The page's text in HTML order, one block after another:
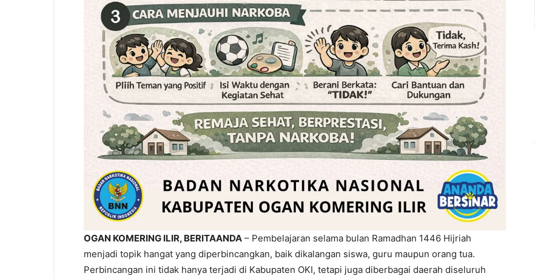
OGAN KOMERING ILIR, BERITAANDA – Pembelajaran selama bulan Ramadhan 1446 Hijriah
menjadi topik hangat yang diperbincangkan, baik dikalangan siswa, guru maupun orang tua.
Perbincangan ini tidak hanya terjadi di Kabupaten OKI, tetapi juga diberbagai daerah diseluruh